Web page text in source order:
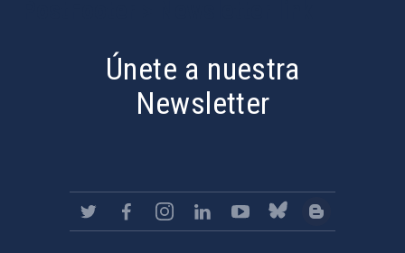
Únete a nuestra
Newsletter